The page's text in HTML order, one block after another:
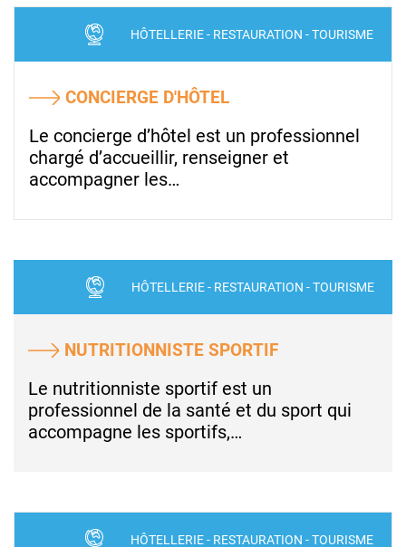
CONCIERGE D'HÔTEL
HÔTELLERIE - RESTAURATION - TOURISME
Le concierge d’hôtel est un professionnel
chargé d’accueillir, renseigner et
accompagner les…
NUTRITIONNISTE SPORTIF
HÔTELLERIE - RESTAURATION - TOURISME
Le nutritionniste sportif est un
professionnel de la santé et du sport qui
accompagne les sportifs,…
HÔTELLERIE - RESTAURATION - TOURISME